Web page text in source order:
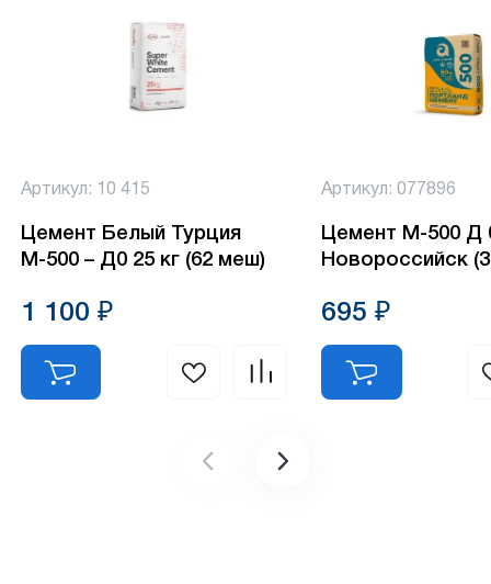
Артикул: 10 415
Цемент Белый Турция
М-500 – Д0 25 кг (62 меш)
1 100 ₽
Артикул: 077896
Цемент М-500 Д
Новороссийск
695 ₽